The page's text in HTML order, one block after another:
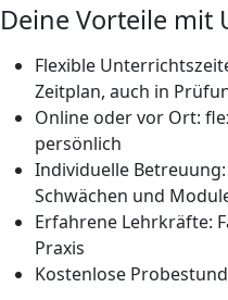
Deine Vorteile mit
Flexible
Zeitplan, auch in
Online oder vor Ort:
persönlich
Individuelle
Schwächen und
Erfahrene Lehrkräfte:
Praxis
Kostenlose